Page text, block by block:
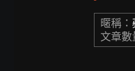
暱稱：
文章數